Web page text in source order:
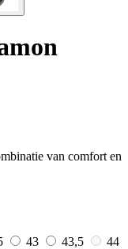
van comfort en
43 43,5
44